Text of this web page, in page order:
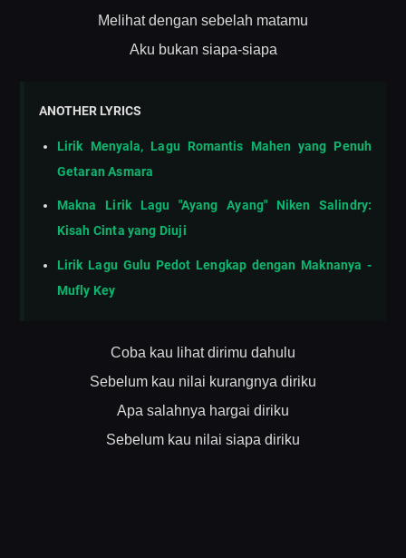
Melihat dengan sebelah matamu
Aku bukan siapa-siapa
ANOTHER LYRICS
Lirik Menyala, Lagu Romantis Mahen yang Penuh
Getaran Asmara
Makna Lirik Lagu "Ayang Ayang" Niken Salindry:
Kisah Cinta yang Diuji
Lirik Lagu Gulu Pedot Lengkap dengan Maknanya -
Mufly Key
Coba kau lihat dirimu dahulu
Sebelum kau nilai kurangnya diriku
Apa salahnya hargai diriku
Sebelum kau nilai siapa diriku